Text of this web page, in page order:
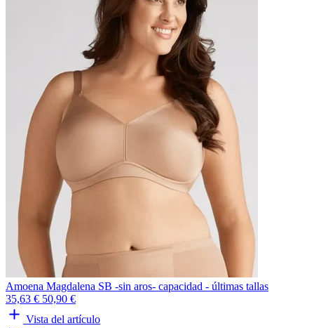
Amoena Magdalena SB -sin aros- capacidad - últimas tallas
35,63 € 50,90 €
Vista del artículo